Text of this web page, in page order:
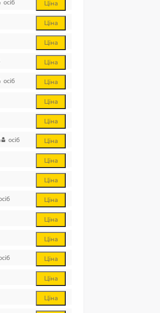
осіб Ціна
Ціна
Ціна
Ціна
осіб Ціна
Ціна
Ціна
осіб Ціна
Ціна
Ціна
Ціна
Ціна
Ціна
Ціна
Ціна
Ціна